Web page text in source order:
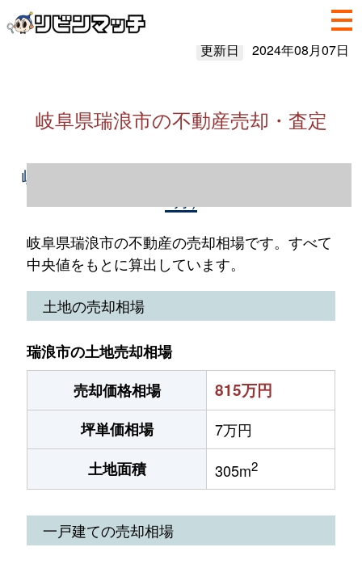
更新日 2024年08月07日
岐阜県瑞浪市の不動産売却・査定
岐阜県瑞浪市の不動産売却情報（2023年1～
岐阜県瑞浪市の不動産の売却相場です。すべて
中央値をもとに算出しています。
土地の売却相場
瑞浪市の土地売却相場
売却価格相場
815万円
坪単価相場
7万円
土地面積
305m2
一戸建ての売却相場